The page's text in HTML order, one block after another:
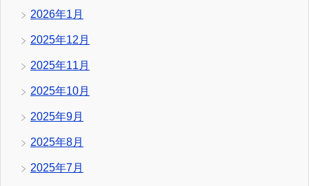
2026年1月
2025年12月
2025年11月
2025年10月
2025年9月
2025年8月
2025年7月